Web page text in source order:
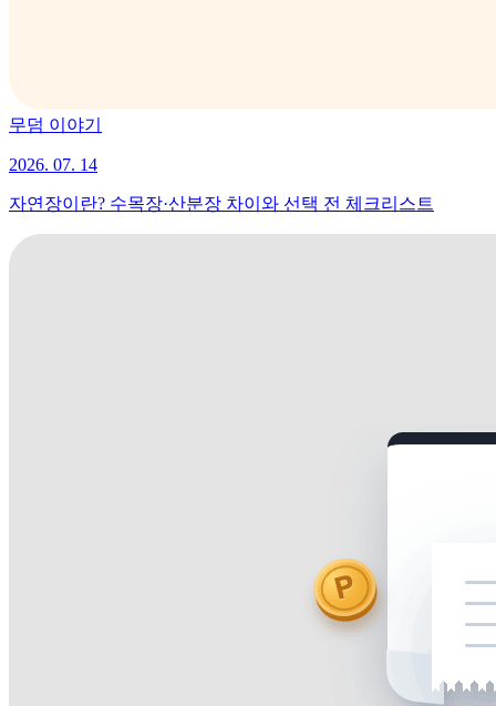
무덤 이야기
2026. 07. 14
자연장이란? 수목장·산분장 차이와 선택 전 체크리스트